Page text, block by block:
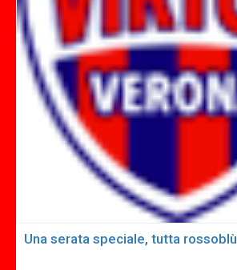
Una serata speciale, tutta rossoblù